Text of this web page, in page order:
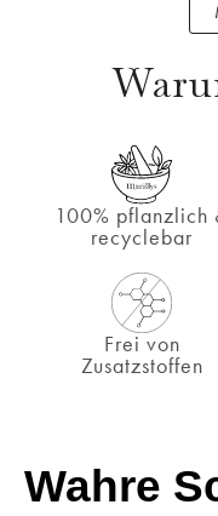
100% pflanzlich
recyclebar
Frei von
Zusatzstoffen
Wahre